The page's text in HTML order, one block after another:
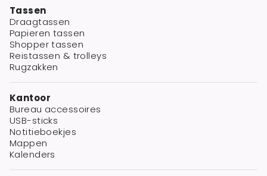
Tassen
Draagtassen
Papieren tassen
Shopper tassen
Reistassen & trolleys
Rugzakken
Kantoor
Bureau accessoires
USB-sticks
Notitieboekjes
Mappen
Kalenders